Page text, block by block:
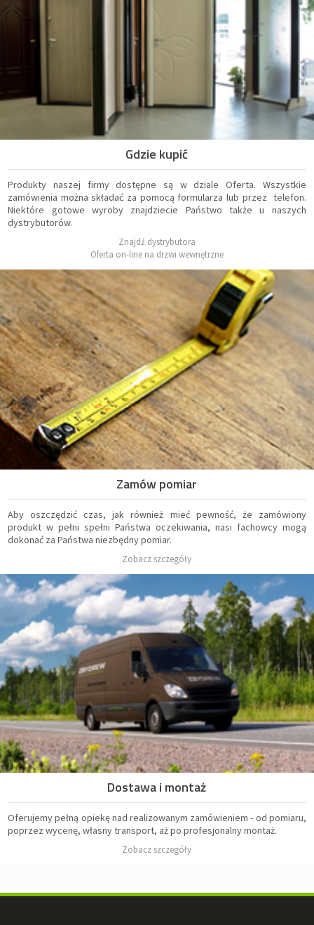
Gdzie kupić
Produkty naszej firmy dostępne są w dziale Oferta. Wszystkie
zamówienia można składać za pomocą formularza lub przez telefon.
Niektóre gotowe wyroby znajdziecie Państwo także u naszych
dystrybutorów.
Znajdź dystrybutora
Oferta on-line na drzwi wewnętrzne
Zamów pomiar
Aby oszczędzić czas, jak również mieć pewność, że zamówiony
produkt w pełni spełni Państwa oczekiwania, nasi fachowcy mogą
dokonać za Państwa niezbędny pomiar.
Zobacz szczegóły
Dostawa i montaż
Oferujemy pełną opiekę nad realizowanym zamówieniem - od pomiaru,
poprzez wycenę, własny transport, aż po profesjonalny montaż.
Zobacz szczegóły